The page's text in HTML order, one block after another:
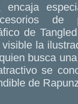
encaja
de
de
la
busca
se
de